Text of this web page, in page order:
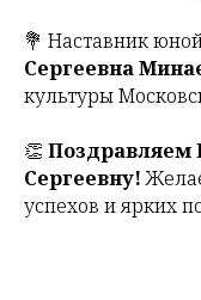
💐 Наставник
Сергеевна
культуры
👏 Поздравляем
Сергеевну!
успехов и ярких